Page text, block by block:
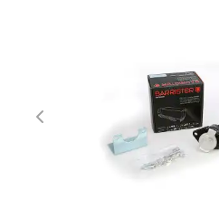
Previous